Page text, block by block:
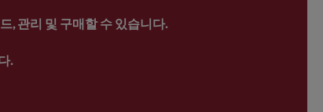
, 관리 및 구매할 수 있습니다.
.